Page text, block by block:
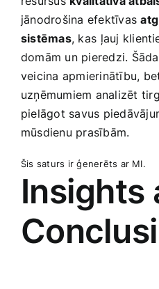
jānodrošina efektīvas
sistēmas, kas⁢ ļauj
domām un pieredzi.
veicina apmierinātību,
uzņēmumiem analizēt
pielāgot savus
mūsdienu prasībām.
Šis saturs ir ģenerēts ar MI.
Insights